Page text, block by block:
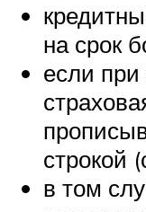
на срок
если
строкой
в том